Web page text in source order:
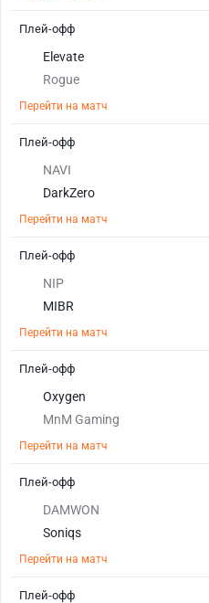
Elevate
Rogue
Перейти на матч
Плей-офф
NAVI
DarkZero
Перейти на матч
Плей-офф
NIP
MIBR
Перейти на матч
Плей-офф
Oxygen
MnM Gaming
Перейти на матч
Плей-офф
DAMWON
Soniqs
Перейти на матч
Плей-офф
Плей-офф